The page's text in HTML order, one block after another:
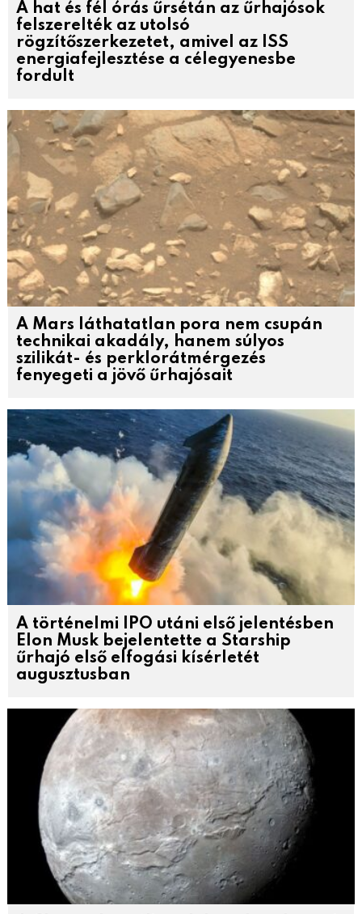
A hat és fél órás űrsétán az űrhajósok
felszerelték az utolsó
rögzítőszerkezetet, amivel az ISS
energiafejlesztése a célegyenesbe
fordult
A Mars láthatatlan pora nem csupán
technikai akadály, hanem súlyos
szilikát- és perklorátmérgezés
fenyegeti a jövő űrhajósait
A történelmi IPO utáni első jelentésben
Elon Musk bejelentette a Starship
űrhajó első elfogási kísérletét
augusztusban